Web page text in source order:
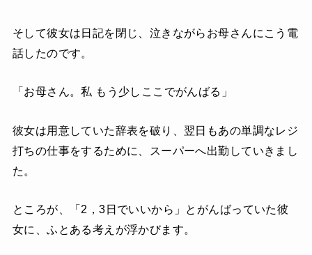
そして彼女は日記を閉じ、泣きながらお母さんにこう電
話したのです。
「お母さん。私 もう少しここでがんばる」
彼女は用意していた辞表を破り、翌日もあの単調なレジ
打ちの仕事をするために、スーパーへ出勤していきまし
た。
ところが、「2，3日でいいから」とがんばっていた彼
女に、ふとある考えが浮かびます。